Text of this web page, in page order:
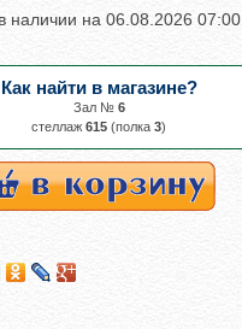
наличии на 06.08.2026 07:00
Как найти в магазине?
Зал № 6
cтеллаж 615 (полка 3)